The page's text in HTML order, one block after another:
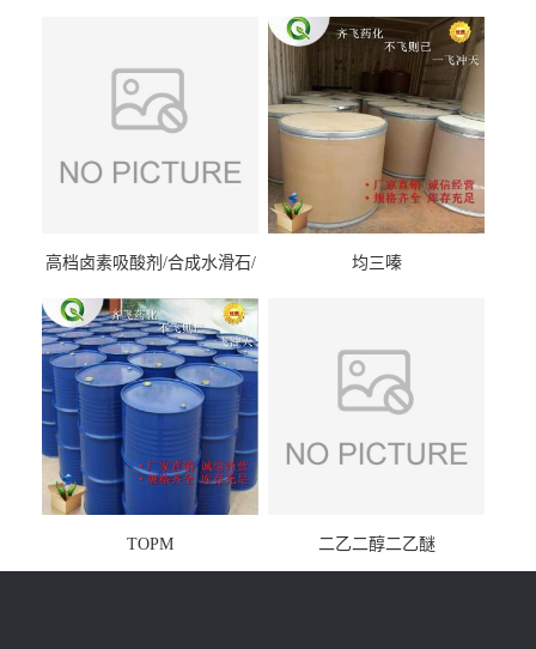
高档卤素吸酸剂/合成水滑石/
均三嗪
TOPM 二乙二醇二乙醚